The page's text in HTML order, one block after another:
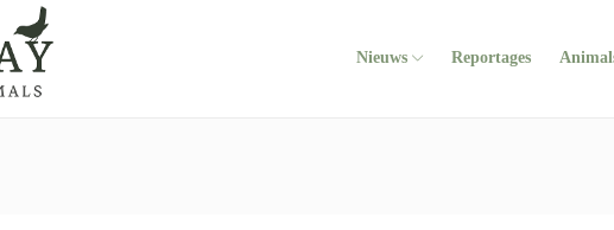
Nieuws Reportages